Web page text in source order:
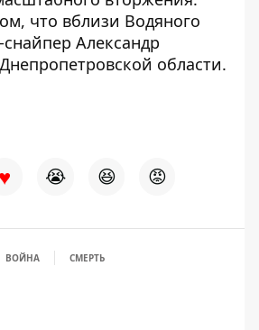
что вблизи Водяного
Александр
области.
♥ 😭 😆 😡
ВОЙНА СМЕРТЬ